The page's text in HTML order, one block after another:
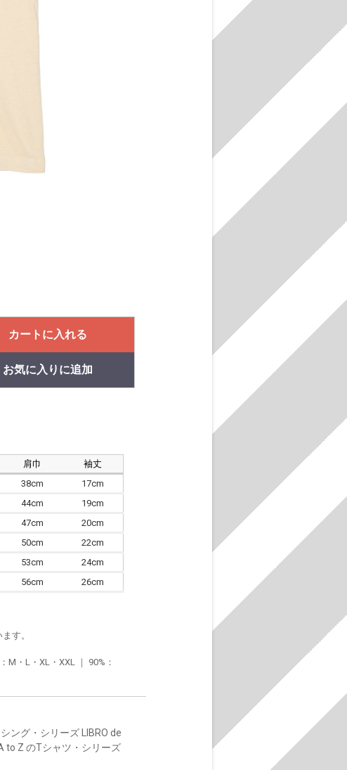
カートに入れる
お気に入りに追加
肩巾
袖丈
38cm
17cm
44cm
19cm
47cm
20cm
50cm
22cm
53cm
24cm
56cm 26cm
す。
・L・XL・XXL ｜ 90%：
ング・シリーズ LIBRO de
to Z のTシャツ・シリーズ